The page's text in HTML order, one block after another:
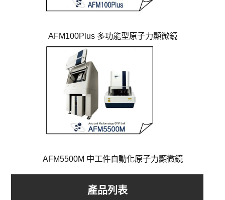
AFM100Plus 多功能型原子力顯微鏡
AFM5500M 中工件自動化原子力顯微鏡
產品列表